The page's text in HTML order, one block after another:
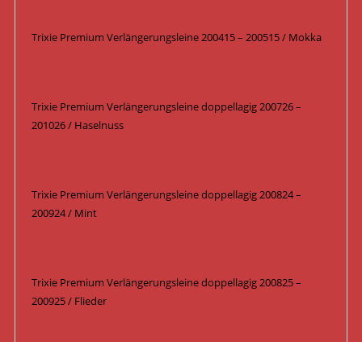
Trixie Premium Verlängerungsleine 200415 – 200515 / Mokka
Trixie Premium Verlängerungsleine doppellagig 200726 –
201026 / Haselnuss
Trixie Premium Verlängerungsleine doppellagig 200824 –
200924 / Mint
Trixie Premium Verlängerungsleine doppellagig 200825 –
200925 / Flieder